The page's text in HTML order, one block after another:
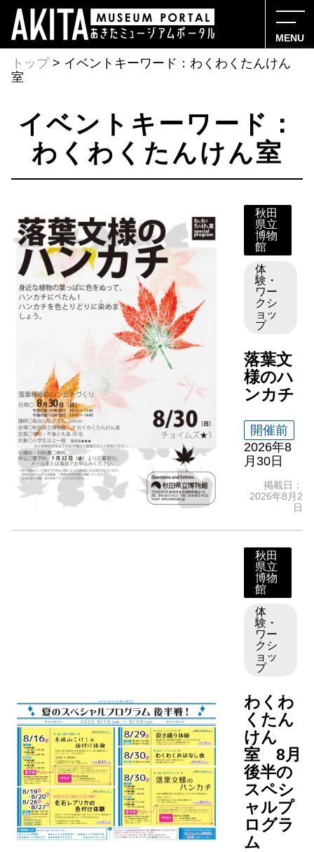
MENU
トップ> イベントキーワード：わくわくたんけん
室
イベントキーワード：
わくわくたんけん室
秋田
県立
博物
館
体
験・
ワー
クシ
ョッ
プ
落葉文
様のハ
ンカチ
開催前
2026年8
月30日
掲載日：
2026年8月2
日
秋田
県立
博物
館
体
験・
ワー
クシ
ョッ
プ
わくわ
くたん
けん
室 8月
後半の
スペシ
ャルプ
ログラ
ム